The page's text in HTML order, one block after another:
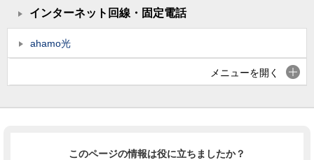
インターネット回線・固定電話
ahamo光
メニューを開く
このページの情報は役に立ちましたか？